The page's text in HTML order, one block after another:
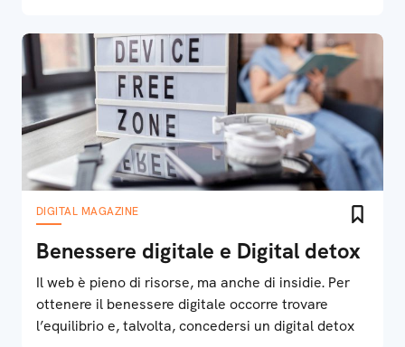
DIGITAL MAGAZINE
Benessere digitale e Digital detox
Il web è pieno di risorse, ma anche di insidie. Per
ottenere il benessere digitale occorre trovare
l’equilibrio e, talvolta, concedersi un digital detox